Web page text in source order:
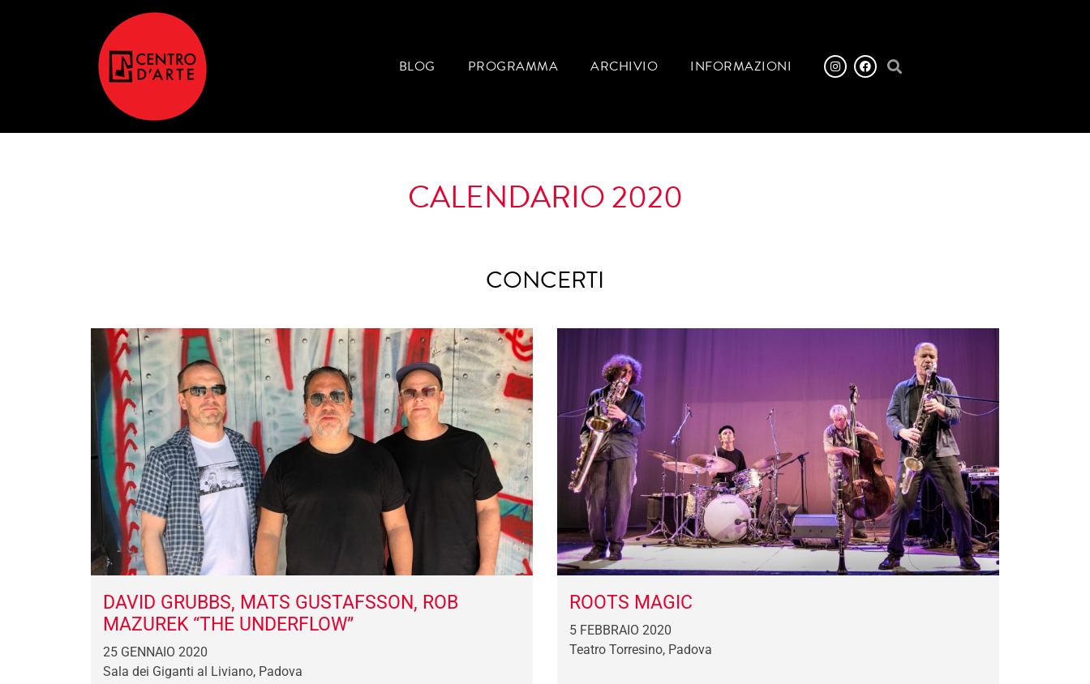
BLOG PROGRAMMA ARCHIVIO INFORMAZIONI
CALENDARIO 2020
CONCERTI
DAVID GRUBBS, MATS GUSTAFSSON, ROB
MAZUREK “THE UNDERFLOW”
25 GENNAIO 2020
Sala dei Giganti al Liviano, Padova
ROOTS MAGIC
5 FEBBRAIO 2020
Teatro Torresino, Padova